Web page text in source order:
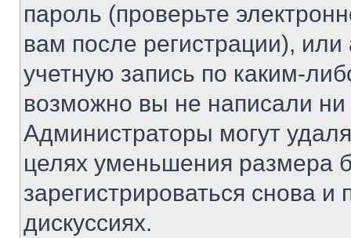
пароль (проверьте
вам после регистрации),
учетную запись по каким-
возможно вы не написали
Администраторы могут
целях уменьшения размера
зарегистрироваться снова и
дискуссиях.